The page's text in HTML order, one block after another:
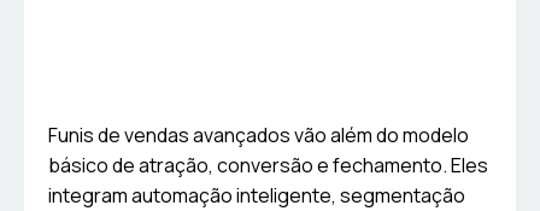
Funis de vendas avançados vão além do modelo
básico de atração, conversão e fechamento. Eles
integram automação inteligente, segmentação